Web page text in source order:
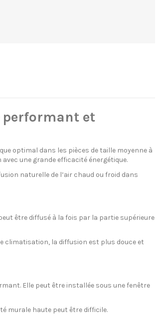
performant et
optimal dans les pièces de taille moyenne à
une grande efficacité énergétique.
naturelle de l’air chaud ou froid dans
être diffusé à la fois par la partie supérieure
climatisation, la diffusion est plus douce et
Elle peut être installée sous une fenêtre
murale haute peut être difficile.